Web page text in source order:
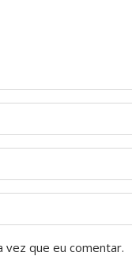
vez que eu comentar.